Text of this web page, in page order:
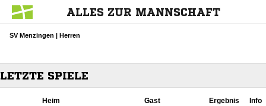
ALLES ZUR MANNSCHAFT
SV Menzingen | Herren
LETZTE SPIELE
Heim Gast Ergebnis Info